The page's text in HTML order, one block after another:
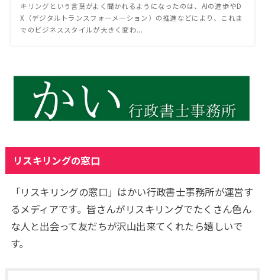
キリングという言葉がよく聞かれるようになったのは、AIの進歩やD
X（デジタルトランスフォーメーション）の推進などにより、これま
でのビジネススタイルが大きく変わ...
リスキリングの窓口
「リスキリングの窓口」はかい行政書士事務所が運営す
るメディアです。皆さんがリスキリングでたくさん色ん
な人と出会って友だちが沢山出来てくれたら嬉しいで
す。